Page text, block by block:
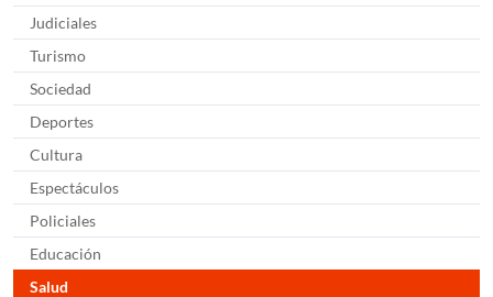
Judiciales
Turismo
Sociedad
Deportes
Cultura
Espectáculos
Policiales
Educación
Salud